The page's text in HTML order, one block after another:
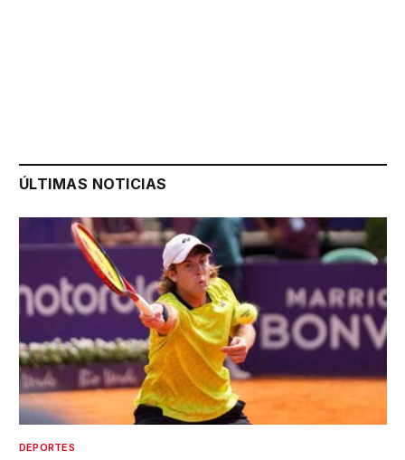
ÚLTIMAS NOTICIAS
DEPORTES